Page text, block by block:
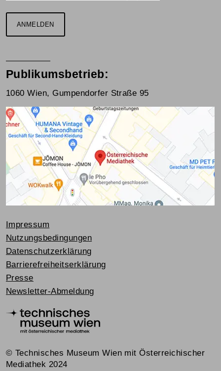
ANMELDEN
Publikumsbetrieb:
1060 Wien, Gumpendorfer Straße 95
Impressum
Nutzungsbedingungen
Datenschutzerklärung
Barrierefreiheitserklärung
Presse
Newsletter-Abmeldung
© Technisches Museum Wien mit Österreichischer
Mediathek 2024